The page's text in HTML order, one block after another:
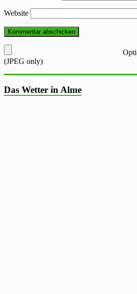
Website
(JPEG only)
Das Wetter in Alme